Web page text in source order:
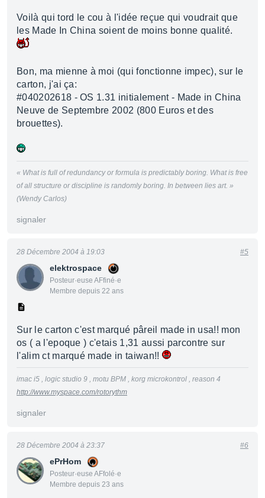
Voilà qui tord le cou à l'idée reçue qui voudrait que
les Made In China soient de moins bonne qualité.
Bon, ma mienne à moi (qui fonctionne impec), sur le
carton, j'ai ça:
#040202618 - OS 1.31 initialement - Made in China
Neuve de Septembre 2002 (800 Euros et des
brouettes).
« What is full of redundancy or formula is predictably boring. What is free
of all structure or discipline is randomly boring. In between lies art. »
(Wendy Carlos)
signaler
elektrospace
Posteur·euse AFfiné·e
Membre depuis 22 ans
28 Décembre 2004 à 19:03 #5
Sur le carton c'est marqué pâreil made in usa!! mon
os ( a l'epoque ) c'etais 1,31 aussi parcontre sur
l'alim ct marqué made in taiwan!!
imac i5 , logic studio 9 , motu BPM , korg microkontrol , reason 4
http://www.myspace.com/rotorythm
signaler
ePrHom
Posteur·euse AFfolé·e
Membre depuis 23 ans
28 Décembre 2004 à 23:37 #6